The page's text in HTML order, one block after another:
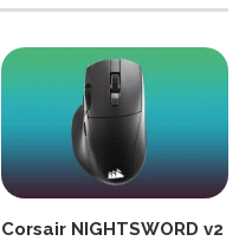
Corsair NIGHTSWORD v2